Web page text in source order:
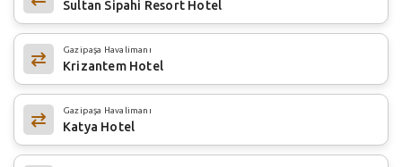
Sultan Sipahi Resort Hotel
Gazipaşa Havalimanı
Krizantem Hotel
Gazipaşa Havalimanı
Katya Hotel